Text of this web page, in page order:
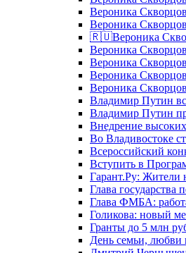
Вероника
Вероника
🇷🇺Вероника
Вероника
Вероника
Вероника
Вероника
Владимир Путин
Владимир Путин
Внедрение
Во Владивостоке
Всероссийский
Вступить в
Гарант.Ру: Жители
Глава государства
Глава ФМБА:
Голикова: новый
Гранты до 5 млн
День семьи, любви